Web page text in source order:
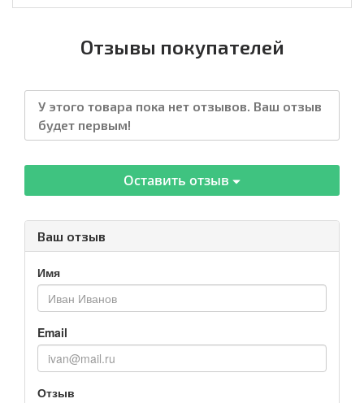
Отзывы покупателей
У этого товара пока нет отзывов. Ваш отзыв
будет первым!
Оставить отзыв
Ваш отзыв
Имя
Email
Отзыв